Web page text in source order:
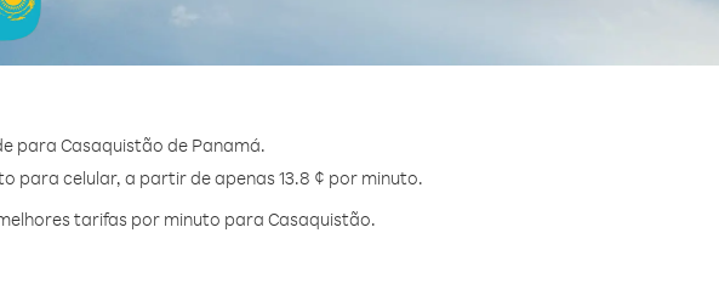
para Casaquistão de Panamá.
para celular, a partir de apenas 13.8 ¢ por minuto.
tarifas por minuto para Casaquistão.